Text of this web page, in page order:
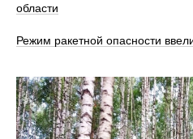
области
Режим ракетной опасности